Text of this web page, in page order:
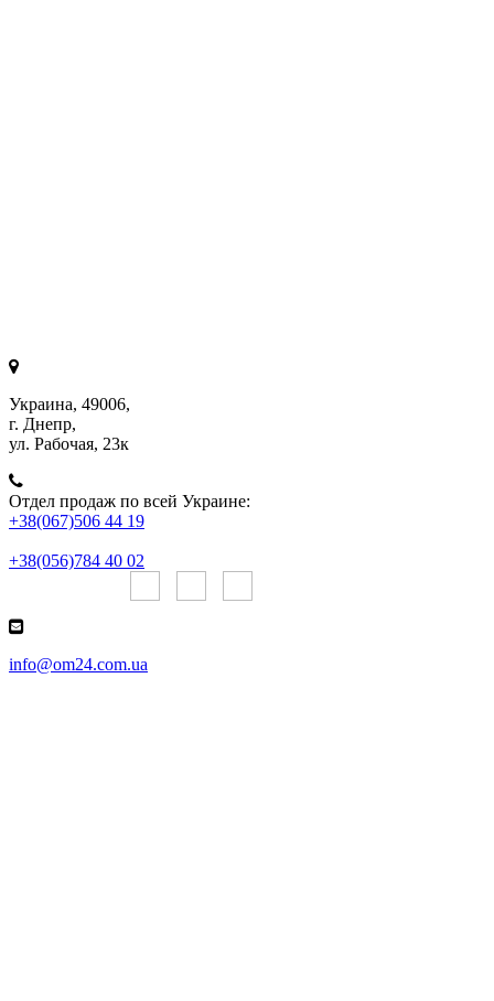
Украина, 49006,
г. Днепр,
ул. Рабочая, 23к
Отдел продаж по всей Украине:
+38(067)506 44 19
+38(056)784 40 02
info@om24.com.ua